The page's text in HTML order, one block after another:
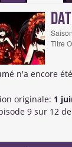
Titre
n'a encore
originale: 1
9 sur 12